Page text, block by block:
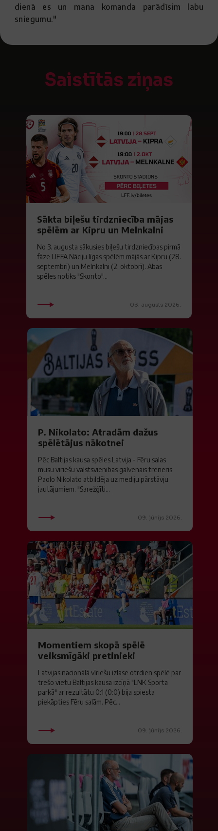
dienā es un mana komanda parādīsim labu
sniegumu."
Saistītās ziņas
Sākta biļešu tirdzniecība mājas
spēlēm ar Kipru un Melnkalni
No 3. augusta sākusies biļešu tirdzniecības pirmā
fāze UEFA Nāciju līgas spēlēm mājās ar Kipru (28.
septembrī) un Melnkalni (2. oktobrī). Abas
spēles notiks "Skonto"...
03. augusts 2026.
P. Nikolato: Atradām dažus
spēlētājus nākotnei
Pēc Baltijas kausa spēles Latvija - Fēru salas
mūsu vīriešu valstsvienības galvenais treneris
Paolo Nikolato atbildēja uz mediju pārstāvju
jautājumiem. "Sarežģīti...
09. jūnijs 2026.
Momentiem skopā spēlē
veiksmīgāki pretinieki
Latvijas nacionālā vīriešu izlase otrdien spēlē par
trešo vietu Baltijas kausa izcīņā "LNK Sporta
parkā" ar rezultātu 0:1 (0:0) bija spiesta
piekāpties Fēru salām. Pēc...
09. jūnijs 2026.